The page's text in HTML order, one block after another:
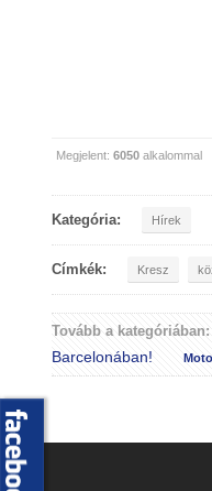
Megjelent: 6050alkalommal
Kategória: Hírek
Címkék: Kresz
Tovább a kategóriában:
Barcelonában!